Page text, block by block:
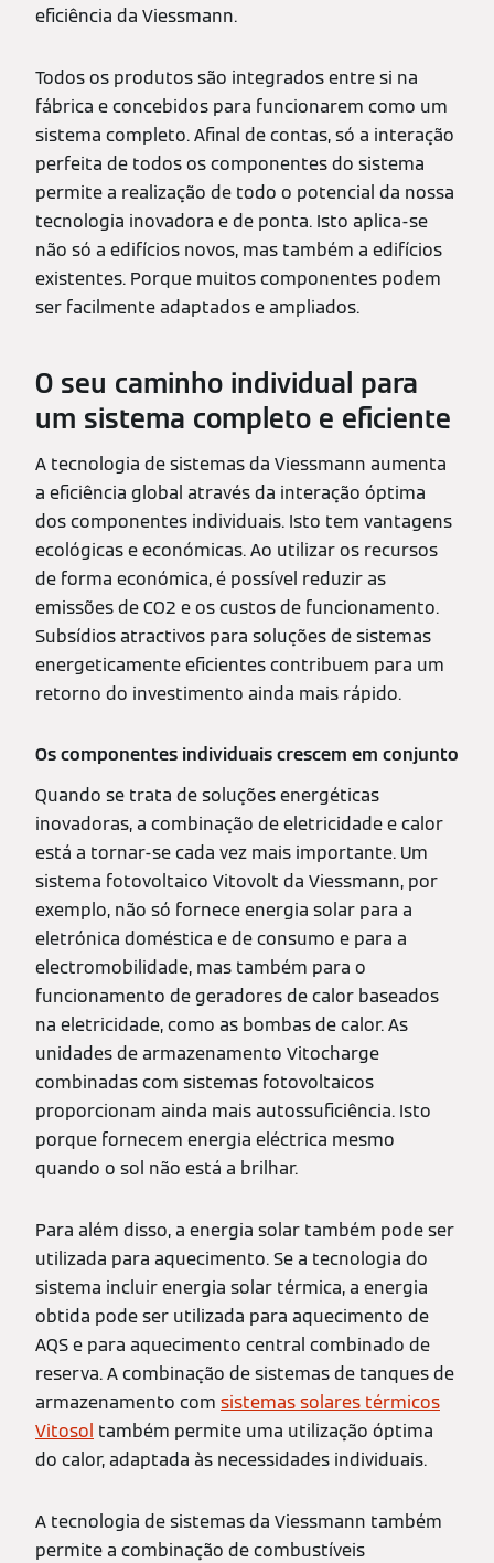
eficiência da Viessmann.
Todos os produtos são integrados entre si na
fábrica e concebidos para funcionarem como um
sistema completo. Afinal de contas, só a interação
perfeita de todos os componentes do sistema
permite a realização de todo o potencial da nossa
tecnologia inovadora e de ponta. Isto aplica-se
não só a edifícios novos, mas também a edifícios
existentes. Porque muitos componentes podem
ser facilmente adaptados e ampliados.
O seu caminho individual para
um sistema completo e eficiente
A tecnologia de sistemas da Viessmann aumenta
a eficiência global através da interação óptima
dos componentes individuais. Isto tem vantagens
ecológicas e económicas. Ao utilizar os recursos
de forma económica, é possível reduzir as
emissões de CO2 e os custos de funcionamento.
Subsídios atractivos para soluções de sistemas
energeticamente eficientes contribuem para um
retorno do investimento ainda mais rápido.
Os componentes individuais crescem em conjunto
Quando se trata de soluções energéticas
inovadoras, a combinação de eletricidade e calor
está a tornar-se cada vez mais importante. Um
sistema fotovoltaico Vitovolt da Viessmann, por
exemplo, não só fornece energia solar para a
eletrónica doméstica e de consumo e para a
electromobilidade, mas também para o
funcionamento de geradores de calor baseados
na eletricidade, como as bombas de calor. As
unidades de armazenamento Vitocharge
combinadas com sistemas fotovoltaicos
proporcionam ainda mais autossuficiência. Isto
porque fornecem energia eléctrica mesmo
quando o sol não está a brilhar.
Para além disso, a energia solar também pode ser
utilizada para aquecimento. Se a tecnologia do
sistema incluir energia solar térmica, a energia
obtida pode ser utilizada para aquecimento de
AQS e para aquecimento central combinado de
reserva. A combinação de sistemas de tanques de
armazenamento com sistemas solares térmicos
Vitosol também permite uma utilização óptima
do calor, adaptada às necessidades individuais.
A tecnologia de sistemas da Viessmann também
permite a combinação de combustíveis